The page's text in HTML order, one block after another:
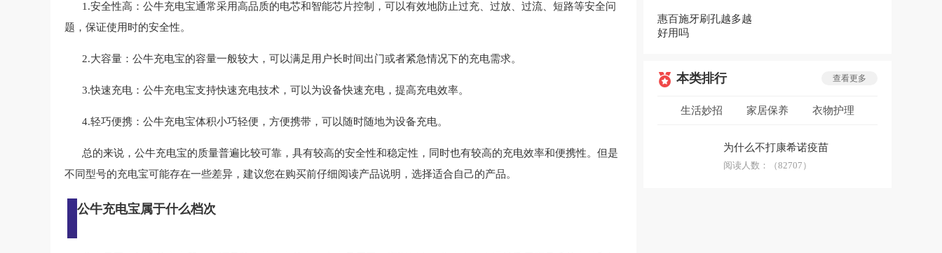
1.安全性高：公牛充电宝通常采用高品质的电芯和智能芯片控制，可以有效地防止过充、过放、过流、短路等安全问
题，保证使用时的安全性。
2.大容量：公牛充电宝的容量一般较大，可以满足用户长时间出门或者紧急情况下的充电需求。
3.快速充电：公牛充电宝支持快速充电技术，可以为设备快速充电，提高充电效率。
4.轻巧便携：公牛充电宝体积小巧轻便，方便携带，可以随时随地为设备充电。
总的来说，公牛充电宝的质量普遍比较可靠，具有较高的安全性和稳定性，同时也有较高的充电效率和便携性。但是
不同型号的充电宝可能存在一些差异，建议您在购买前仔细阅读产品说明，选择适合自己的产品。
公牛充电宝属于什么档次
惠百施牙刷孔越多越
好用吗
本类排行 查看更多
生活妙招 家居保养 衣物护理
科普答疑
为什么不打康希诺疫苗
阅读人数： （82707）